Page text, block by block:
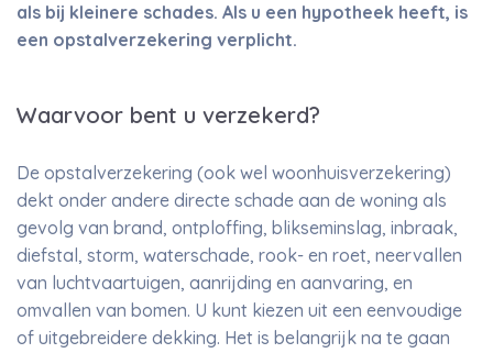
als bij kleinere schades. Als u een hypotheek heeft, is
een opstalverzekering verplicht.
Waarvoor bent u verzekerd?
De opstalverzekering (ook wel woonhuisverzekering)
dekt onder andere directe schade aan de woning als
gevolg van brand, ontploffing, blikseminslag, inbraak,
diefstal, storm, waterschade, rook- en roet, neervallen
van luchtvaartuigen, aanrijding en aanvaring, en
omvallen van bomen. U kunt kiezen uit een eenvoudige
of uitgebreidere dekking. Het is belangrijk na te gaan